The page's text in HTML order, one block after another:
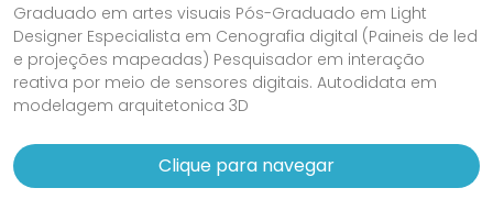
Graduado em artes visuais Pós-Graduado em Light
Designer Especialista em Cenografia digital (Paineis de led
e projeções mapeadas) Pesquisador em interação
reativa por meio de sensores digitais. Autodidata em
modelagem arquitetonica 3D
Clique para navegar